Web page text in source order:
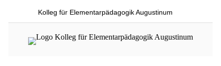
Kolleg für Elementarpädagogik Augustinum